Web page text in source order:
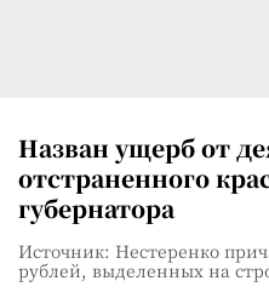
Назван ущерб от
отстраненного
губернатора
Источник: Нестеренко
рублей, выделенных на